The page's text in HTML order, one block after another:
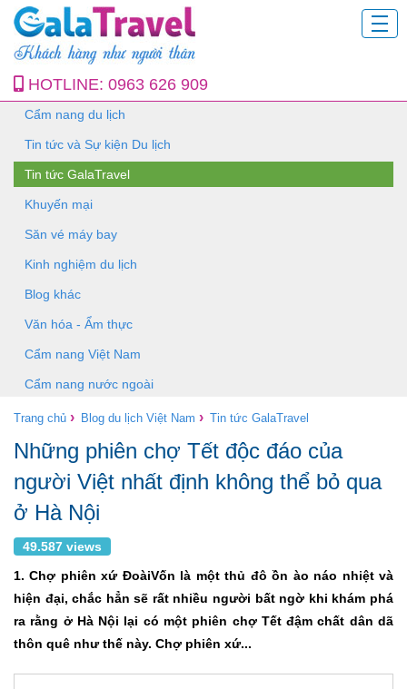
HOTLINE: 0963 626 909
Cẩm nang du lịch
Tin tức và Sự kiện Du lịch
Tin tức GalaTravel
Khuyến mại
Săn vé máy bay
Kinh nghiệm du lịch
Blog khác
Văn hóa - Ẩm thực
Cẩm nang Việt Nam
Cẩm nang nước ngoài
Trang chủ › Blog du lịch Việt Nam › Tin tức GalaTravel
Những phiên chợ Tết độc đáo của
người Việt nhất định không thể bỏ qua
ở Hà Nội
49.587 views
1. Chợ phiên xứ ĐoàiVốn là một thủ đô ồn ào náo nhiệt và
hiện đại, chắc hẳn sẽ rất nhiều người bất ngờ khi khám phá
ra rằng ở Hà Nội lại có một phiên chợ Tết đậm chất dân dã
thôn quê như thế này. Chợ phiên xứ...